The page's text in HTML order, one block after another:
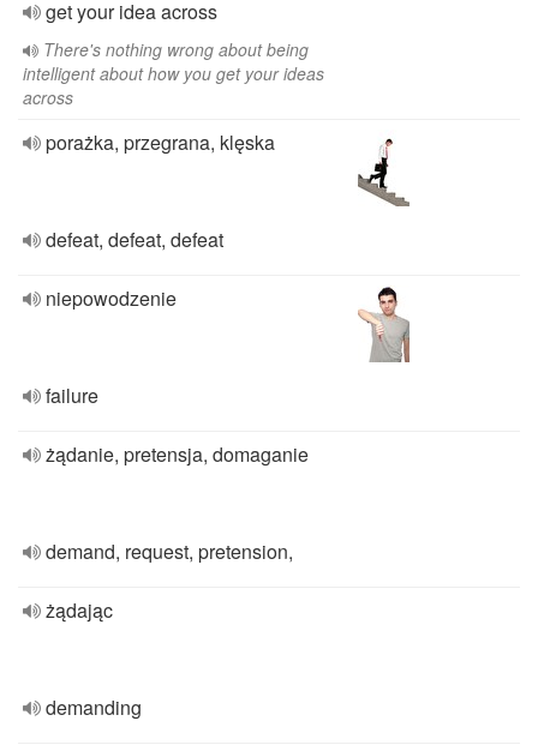
get your idea across
There's nothing wrong about being
intelligent about how you get your ideas
across
porażka, przegrana, klęska
defeat, defeat, defeat
niepowodzenie
failure
żądanie, pretensja, domaganie
demand, request, pretension,
żądając
demanding